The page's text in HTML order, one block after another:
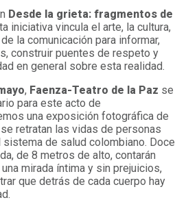
Desde la grieta: fragmentos de
iniciativa vincula el arte, la cultura,
la comunicación para informar,
construir puentes de respeto y
en general sobre esta realidad.
, Faenza-Teatro de la Paz se
para este acto de
una exposición fotográfica de
retratan las vidas de personas
de salud colombiano. Doce
de 8 metros de alto, contarán
mirada íntima y sin prejuicios,
que detrás de cada cuerpo hay